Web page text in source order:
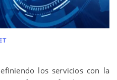
los servicios con la